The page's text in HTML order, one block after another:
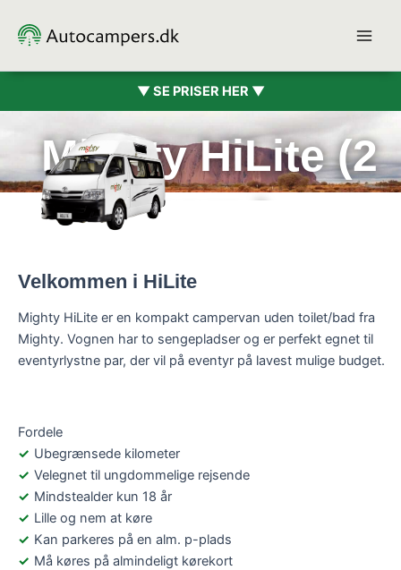
▼ SE PRISER HER ▼
Mighty HiLite (2
pers.)
Velkommen i HiLite
Mighty HiLite er en kompakt campervan uden toilet/bad fra
Mighty. Vognen har to sengepladser og er perfekt egnet til
eventyrlystne par, der vil på eventyr på lavest mulige budget.
Fordele
Ubegrænsede kilometer
Velegnet til ungdommelige rejsende
Mindstealder kun 18 år
Lille og nem at køre
Kan parkeres på en alm. p-plads
Må køres på almindeligt kørekort